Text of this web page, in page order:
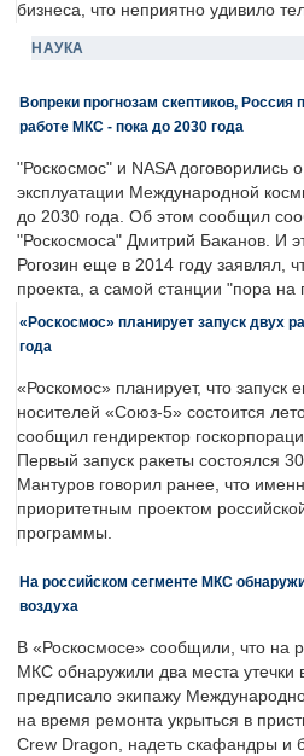
бизнеса, что неприятно удивило
НАУКА
Вопреки прогнозам скептиков, Россия
работе МКС - пока до 2030 года
"Роскосмос" и NASA договорились
эксплуатации Международной
до 2030 года. Об этом сообщил
"Роскосмоса" Дмитрий Баканов. И
Рогозин еще в 2014 году заявлял,
проекта, а самой станции "пора на
«Роскосмос» планирует запуск двух
года
«Роскомос» планирует, что запуск
носителей «Союз-5» состоится
сообщил гендиректор
Первый запуск ракеты состоялся
Мантуров говорил ранее, что
приоритетным проектом
программы.
На российском сегменте МКС
воздуха
В «Роскосмосе» сообщили, что на
МКС обнаружили два места утечки
предписало экипажу
на время ремонта укрыться в
Crew Dragon, надеть скафандры и